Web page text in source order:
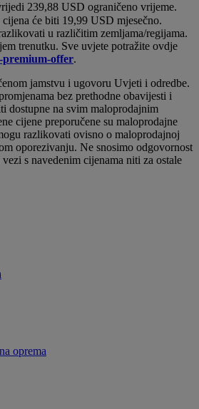
239,88 USD ograničeno vrijeme.
će biti 19,99 USD mjesečno.
u različitim zemljama/regijama.
trenutku. Sve uvjete potražite ovdje
premium-offer.
jamstvu i ugovoru Uvjeti i odredbe.
bez prethodne obavijesti i
dostupne na svim maloprodajnim
cijene preporučene su maloprodajne
razlikovati ovisno o maloprodajnoj
oporezivanju. Ne snosimo odgovornost
s navedenim cijenama niti za ostale
oprema